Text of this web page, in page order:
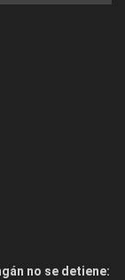
no se detiene: